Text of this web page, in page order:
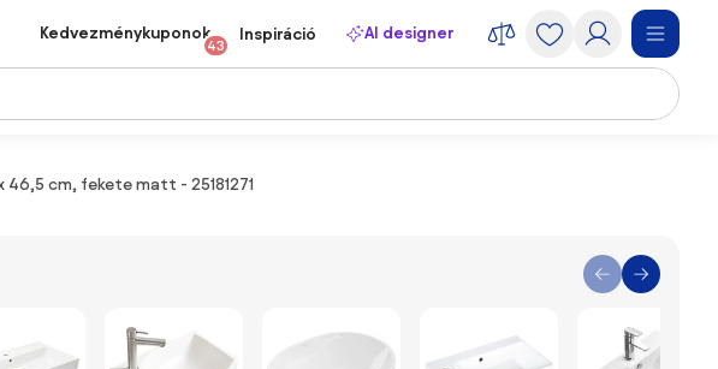
Kedvezménykuponok
43
Inspiráció AI designer
cm, fekete matt - 25181271